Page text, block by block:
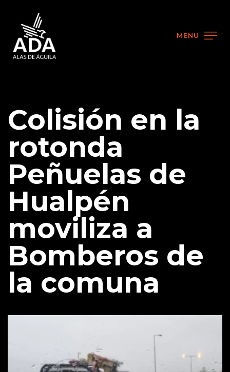
MENU
Colisión en la
rotonda
Peñuelas de
Hualpén
moviliza a
Bomberos de
la comuna